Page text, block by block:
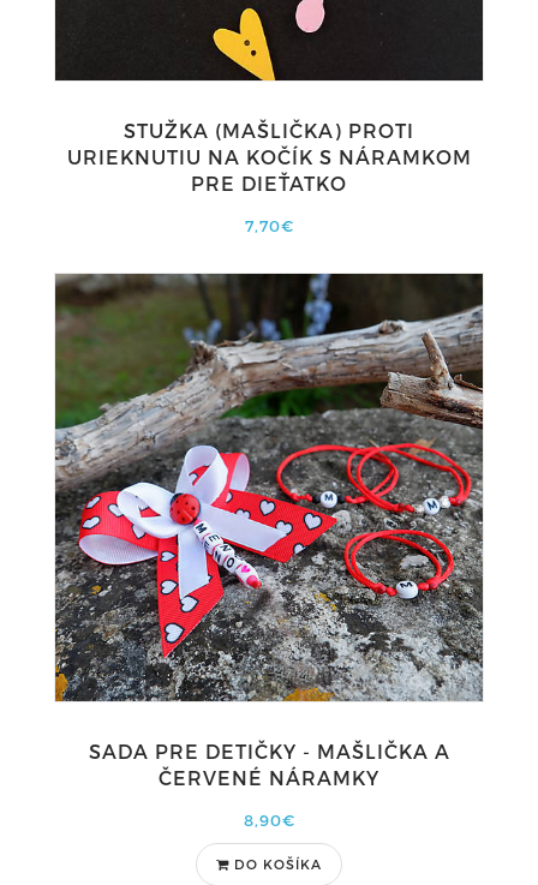
STUŽKA (MAŠLIČKA) PROTI
URIEKNUTIU NA KOČÍK S NÁRAMKOM
PRE DIEŤATKO
7,70€
SADA PRE DETIČKY - MAŠLIČKA A
ČERVENÉ NÁRAMKY
8,90€
DO KOŠÍKA